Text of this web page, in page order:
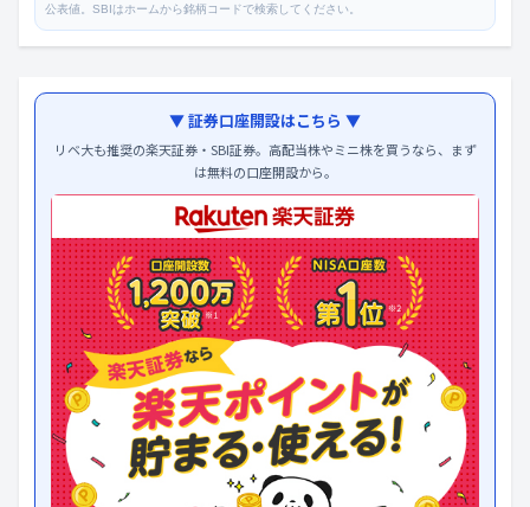
公表値。SBIはホームから銘柄コードで検索してください。
▼ 証券口座開設はこちら ▼
リベ大も推奨の楽天証券・SBI証券。高配当株やミニ株を買うなら、まず
は無料の口座開設から。